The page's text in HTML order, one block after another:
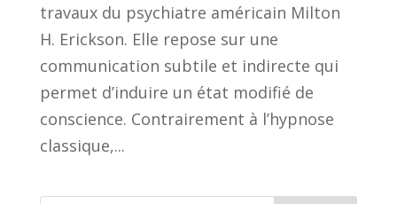
travaux du psychiatre américain Milton
H. Erickson. Elle repose sur une
communication subtile et indirecte qui
permet d’induire un état modifié de
conscience. Contrairement à l’hypnose
classique,...